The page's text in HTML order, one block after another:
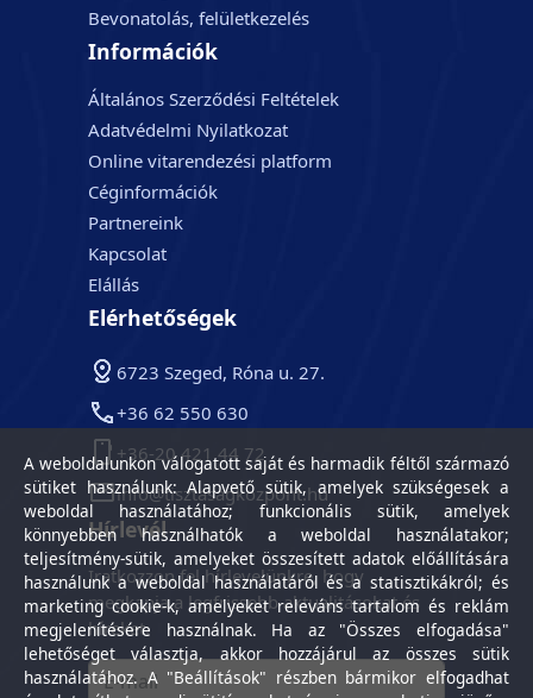
Bevonatolás, felületkezelés
Információk
Általános Szerződési Feltételek
Adatvédelmi Nyilatkozat
Online vitarendezési platform
Céginformációk
Partnereink
Kapcsolat
Elállás
Elérhetőségek
6723 Szeged, Róna u. 27.
+36 62 550 630
+36-20 421 44 72
info@tisztasagkozpont.hu
Hírlevél
Iratkozzon fel hírlevelünkre, hogy
megkapja a legfrissebb aktualitásokat és
híreket.
A weboldalunkon válogatott saját és harmadik féltől származó
sütiket használunk: Alapvető sütik, amelyek szükségesek a
weboldal használatához; funkcionális sütik, amelyek
könnyebben használhatók a weboldal használatakor;
teljesítmény-sütik, amelyeket összesített adatok előállítására
használunk a weboldal használatáról és a statisztikákról; és
marketing cookie-k, amelyeket releváns tartalom és reklám
megjelenítésére használnak. Ha az "Összes elfogadása"
lehetőséget választja, akkor hozzájárul az összes sütik
használatához. A "Beállítások" részben bármikor elfogadhat